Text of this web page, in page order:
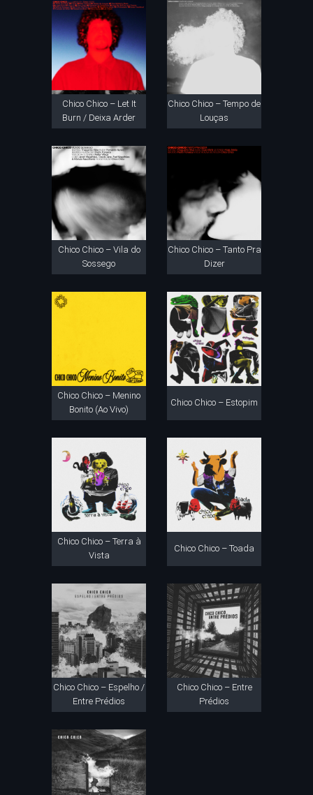
Chico Chico – Let It
Burn / Deixa Arder
Chico Chico – Tempo de
Louças
Chico Chico – Vila do
Sossego
Chico Chico – Tanto Pra
Dizer
Chico Chico – Menino
Bonito (Ao Vivo)
Chico Chico – Estopim
Chico Chico – Terra à
Vista
Chico Chico – Toada
Chico Chico – Espelho /
Entre Prédios
Chico Chico – Entre
Prédios